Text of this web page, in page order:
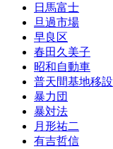
日馬富士
旦過市場
早良区
春田久美子
昭和自動車
普天間基地移設
暴力団
暴対法
月形祐二
有吉哲信